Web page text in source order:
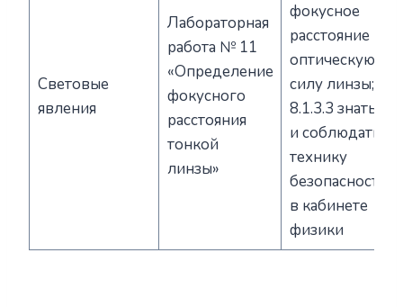
Световые
явления
Лабораторная
работа № 11
«Определение
фокусного
расстояния
тонкой
линзы»
фокусное
расстояние и
оптическую
силу линзы;
8.1.3.3 знать
и соблюдать
технику
безопасности
в кабинете
физики